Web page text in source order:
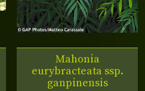
Mahonia
eurybracteata ssp.
ganpinensis